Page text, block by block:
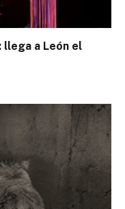
a León el